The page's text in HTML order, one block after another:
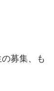
募集、も